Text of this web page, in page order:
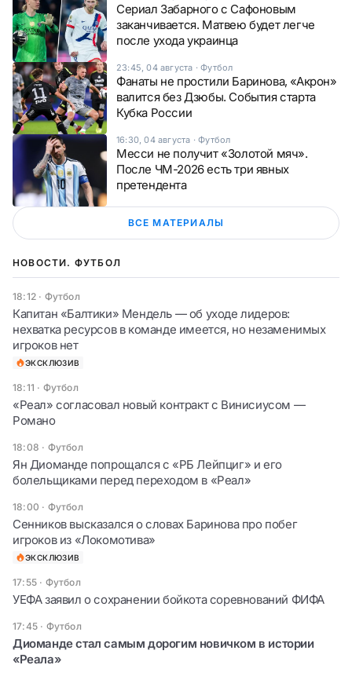
Сериал Забарного с Сафоновым
заканчивается. Матвею будет легче
после ухода украинца
23:45, 04 августа ·Футбол
Фанаты не простили Баринова, «Акрон»
валится без Дзюбы. События старта
Кубка России
16:30, 04 августа ·Футбол
Месси не получит «Золотой мяч».
После ЧМ-2026 есть три явных
претендента
ВСЕ МАТЕРИАЛЫ
НОВОСТИ. ФУТБОЛ
18:12 · Футбол
Капитан «Балтики» Мендель — об уходе лидеров:
нехватка ресурсов в команде имеется, но незаменимых
игроков нет
ЭКСКЛЮЗИВ
18:11 · Футбол
«Реал» согласовал новый контракт с Винисиусом —
Романо
18:08 · Футбол
Ян Диоманде попрощался с «РБ Лейпциг» и его
болельщиками перед переходом в «Реал»
18:00 · Футбол
Сенников высказался о словах Баринова про побег
игроков из «Локомотива»
ЭКСКЛЮЗИВ
17:55 · Футбол
УЕФА заявил о сохранении бойкота соревнований ФИФА
17:45 · Футбол
Диоманде стал самым дорогим новичком в истории
«Реала»